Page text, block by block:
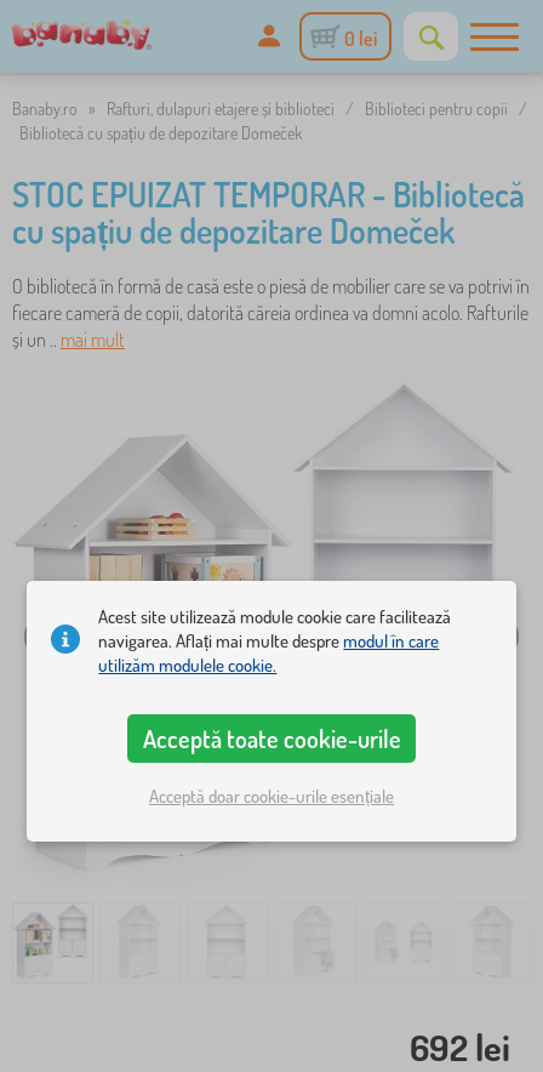
0 lei
Banaby.ro » Rafturi, dulapuri etajere și biblioteci / Biblioteci pentru copii
/
Bibliotecă cu spațiu de depozitare Domeček
STOC EPUIZAT TEMPORAR - Bibliotecă
cu spațiu de depozitare Domeček
O bibliotecă în formă de casă este o piesă de mobilier care se va potrivi în
fiecare cameră de copii, datorită căreia ordinea va domni acolo. Rafturile
și un .. mai mult
692 lei
Acest site utilizează module cookie care facilitează
navigarea. Aflați mai multe despremodul în care
utilizăm modulele cookie.
Acceptă toate cookie-urile
Acceptă doar cookie-urile esențiale